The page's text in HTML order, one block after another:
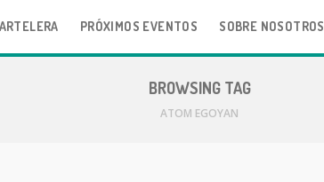
PRÓXIMOS EVENTOS SOBRE NOSOTROS
BROWSING TAG
ATOM EGOYAN